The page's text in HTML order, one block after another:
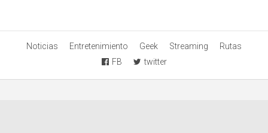
Noticias Entretenimiento Geek Streaming
Rutas
FB
twitter